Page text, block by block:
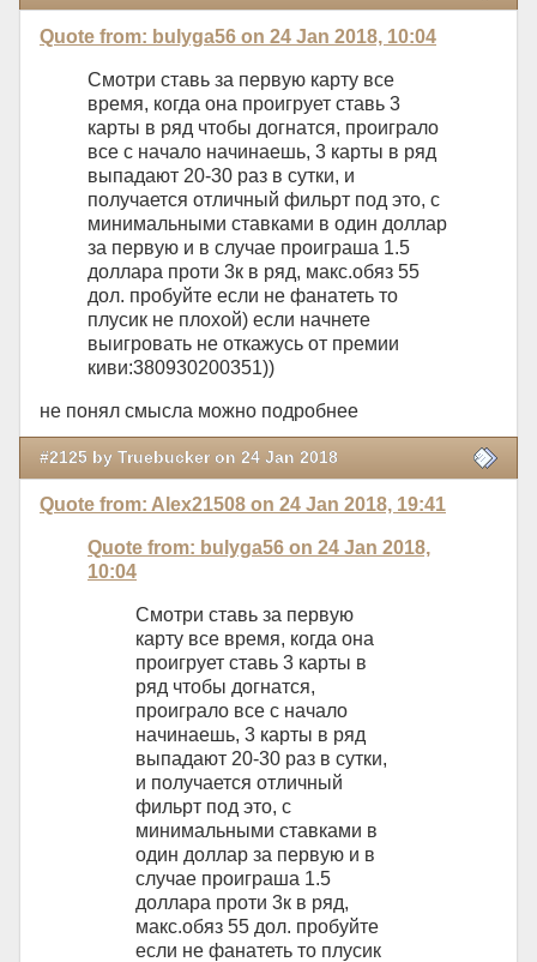
Quote from: bulyga56 on 24 Jan 2018, 10:04
Смотри ставь за первую карту все
время, когда она проигрует ставь 3
карты в ряд чтобы догнатся, проиграло
все с начало начинаешь, 3 карты в ряд
выпадают 20-30 раз в сутки, и
получается отличный фильрт под это, с
минимальными ставками в один доллар
за первую и в случае проиграша 1.5
доллара проти 3к в ряд, макс.обяз 55
дол. пробуйте если не фанатеть то
плусик не плохой) если начнете
выигровать не откажусь от премии
киви:380930200351))
не понял смысла можно подробнее
#2125 by Truebucker on 24 Jan 2018
Quote from: Alex21508 on 24 Jan 2018, 19:41
Quote from: bulyga56 on 24 Jan 2018,
10:04
Смотри ставь за первую
карту все время, когда она
проигрует ставь 3 карты в
ряд чтобы догнатся,
проиграло все с начало
начинаешь, 3 карты в ряд
выпадают 20-30 раз в сутки,
и получается отличный
фильрт под это, с
минимальными ставками в
один доллар за первую и в
случае проиграша 1.5
доллара проти 3к в ряд,
макс.обяз 55 дол. пробуйте
если не фанатеть то плусик